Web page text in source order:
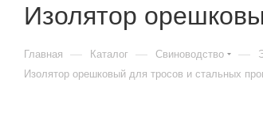
Изолятор
Главная — Каталог — Свиноводство —
Изолятор орешковый для тросов и стальных